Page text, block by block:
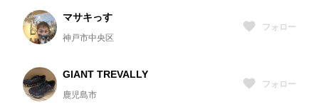
マサキっす
神戸市中央区
フォロー
GIANT TREVALLY
鹿児島市
フォロー